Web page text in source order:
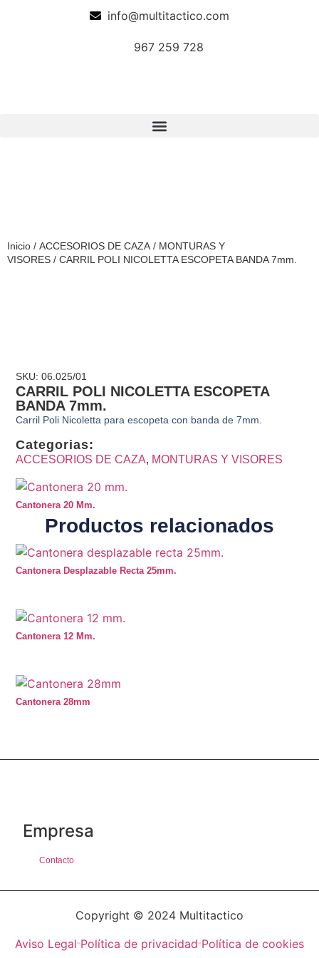
info@multitactico.com
967 259 728
Inicio / ACCESORIOS DE CAZA / MONTURAS Y
VISORES / CARRIL POLI NICOLETTA ESCOPETA BANDA 7mm.
SKU: 06.025/01
CARRIL POLI NICOLETTA ESCOPETA
BANDA 7mm.
Carril Poli Nicoletta para escopeta con banda de 7mm.
Categorias:
ACCESORIOS DE CAZA, MONTURAS Y VISORES
Productos relacionados
Cantonera 20 Mm.
Cantonera Desplazable Recta 25mm.
Cantonera 12 Mm.
Cantonera 28mm
Empresa
Contacto
Copyright © 2024 Multitactico
Aviso Legal Política de privacidad Política de cookies